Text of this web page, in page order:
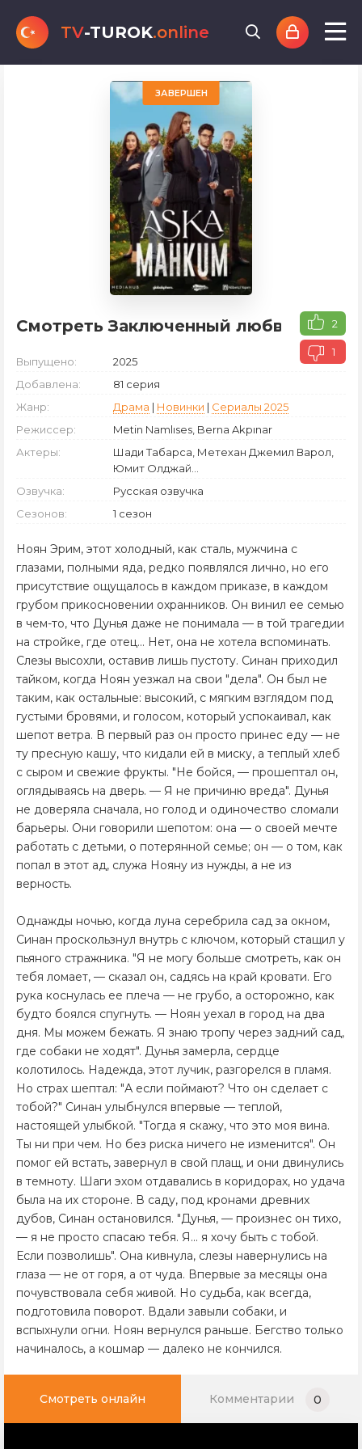
TV-TUROK.online
ЗАВЕРШЕН
Смотреть Заключенный любви 2
1
Выпущено:
2025
Добавлена:
81 серия
Жанр:
Драма | Новинки | Сериалы 2025
Режиссер:
Metin Namlıses, Berna Akpınar
Актеры:
Шади Табарса, Метехан Джемил Варол,
Юмит Олджай...
Озвучка:
Русская озвучка
Сезонов:
1 сезон
Ноян Эрим, этот холодный, как сталь, мужчина с
глазами, полными яда, редко появлялся лично, но его
присутствие ощущалось в каждом приказе, в каждом
грубом прикосновении охранников. Он винил ее семью
в чем-то, что Дунья даже не понимала — в той трагедии
на стройке, где отец... Нет, она не хотела вспоминать.
Слезы высохли, оставив лишь пустоту. Синан приходил
тайком, когда Ноян уезжал на свои "дела". Он был не
таким, как остальные: высокий, с мягким взглядом под
густыми бровями, и голосом, который успокаивал, как
шепот ветра. В первый раз он просто принес еду — не
ту пресную кашу, что кидали ей в миску, а теплый хлеб
с сыром и свежие фрукты. "Не бойся, — прошептал он,
оглядываясь на дверь. — Я не причиню вреда". Дунья
не доверяла сначала, но голод и одиночество сломали
барьеры. Они говорили шепотом: она — о своей мечте
работать с детьми, о потерянной семье; он — о том, как
попал в этот ад, служа Нояну из нужды, а не из
верность.
Однажды ночью, когда луна серебрила сад за окном,
Синан проскользнул внутрь с ключом, который стащил у
пьяного стражника. "Я не могу больше смотреть, как он
тебя ломает, — сказал он, садясь на край кровати. Его
рука коснулась ее плеча — не грубо, а осторожно, как
будто боялся спугнуть. — Ноян уехал в город на два
дня. Мы можем бежать. Я знаю тропу через задний сад,
где собаки не ходят". Дунья замерла, сердце
колотилось. Надежда, этот лучик, разгорелся в пламя.
Но страх шептал: "А если поймают? Что он сделает с
тобой?" Синан улыбнулся впервые — теплой,
настоящей улыбкой. "Тогда я скажу, что это моя вина.
Ты ни при чем. Но без риска ничего не изменится". Он
помог ей встать, завернул в свой плащ, и они двинулись
в темноту. Шаги эхом отдавались в коридорах, но удача
была на их стороне. В саду, под кронами древних
дубов, Синан остановился. "Дунья, — произнес он тихо,
— я не просто спасаю тебя. Я... я хочу быть с тобой.
Если позволишь". Она кивнула, слезы навернулись на
глаза — не от горя, а от чуда. Впервые за месяцы она
почувствовала себя живой. Но судьба, как всегда,
подготовила поворот. Вдали завыли собаки, и
вспыхнули огни. Ноян вернулся раньше. Бегство только
начиналось, а кошмар — далеко не кончился.
Смотреть онлайн Комментарии 0